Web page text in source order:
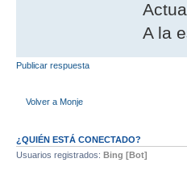
A la
Publicar respuesta
Volver a Monje
¿QUIÉN ESTÁ CONECTADO?
Usuarios registrados: Bing [Bot]